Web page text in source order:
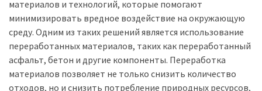
материалов и технологий, которые помогают
минимизировать вредное воздействие на окружающую
среду. Одним из таких решений является использование
переработанных материалов, таких как переработанный
асфальт, бетон и другие компоненты. Переработка
материалов позволяет не только снизить количество
отходов, но и снизить потребление природных ресурсов,